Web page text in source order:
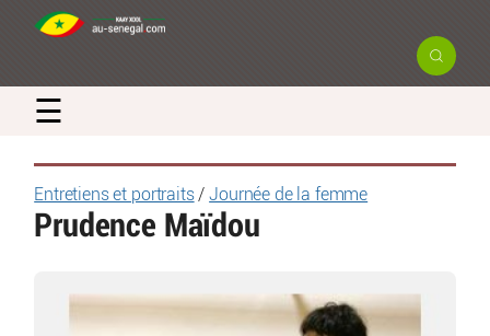
☰
Entretiens et portraits/Journée de la femme
Prudence Maïdou